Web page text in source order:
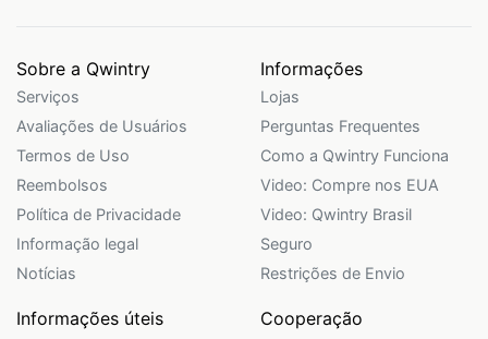
Sobre a Qwintry
Serviços
Avaliações de Usuários
Termos de Uso
Reembolsos
Política de Privacidade
Informação legal
Notícias
Informações
Lojas
Perguntas Frequentes
Como a Qwintry Funciona
Video: Compre nos EUA
Video: Qwintry Brasil
Seguro
Restrições de Envio
Informações úteis Cooperação